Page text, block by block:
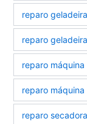
reparo
reparo
reparo
reparo
reparo